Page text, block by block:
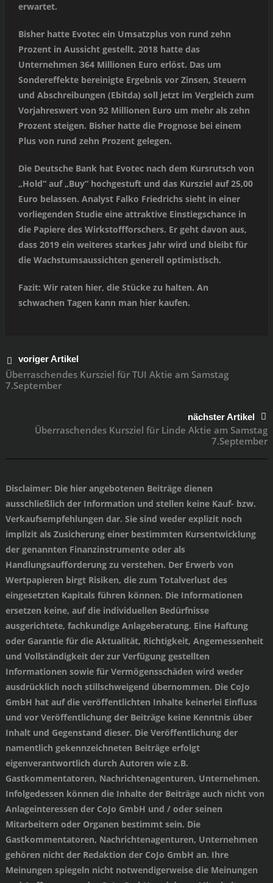
erwartet.
Bisher hatte Evotec ein Umsatzplus von rund zehn
Prozent in Aussicht gestellt. 2018 hatte das
Unternehmen 364 Millionen Euro erlöst. Das um
Sondereffekte bereinigte Ergebnis vor Zinsen, Steuern
und Abschreibungen (Ebitda) soll jetzt im Vergleich zum
Vorjahreswert von 92 Millionen Euro um mehr als zehn
Prozent steigen. Bisher hatte die Prognose bei einem
Plus von rund zehn Prozent gelegen.
Die Deutsche Bank hat Evotec nach dem Kursrutsch von
„Hold“ auf „Buy“ hochgestuft und das Kursziel auf 25,00
Euro belassen. Analyst Falko Friedrichs sieht in einer
vorliegenden Studie eine attraktive Einstiegschance in
die Papiere des Wirkstoffforschers. Er geht davon aus,
dass 2019 ein weiteres starkes Jahr wird und bleibt für
die Wachstumsaussichten generell optimistisch.
Fazit: Wir raten hier, die Stücke zu halten. An
schwachen Tagen kann man hier kaufen.
voriger Artikel
Überraschendes Kursziel für TUI Aktie am Samstag
7.September
nächster Artikel
Überraschendes Kursziel für Linde Aktie am Samstag
7.September
Disclaimer: Die hier angebotenen Beiträge dienen
ausschließlich der Information und stellen keine Kauf- bzw.
Verkaufsempfehlungen dar. Sie sind weder explizit noch
implizit als Zusicherung einer bestimmten Kursentwicklung
der genannten Finanzinstrumente oder als
Handlungsaufforderung zu verstehen. Der Erwerb von
Wertpapieren birgt Risiken, die zum Totalverlust des
eingesetzten Kapitals führen können. Die Informationen
ersetzen keine, auf die individuellen Bedürfnisse
ausgerichtete, fachkundige Anlageberatung. Eine Haftung
oder Garantie für die Aktualität, Richtigkeit, Angemessenheit
und Vollständigkeit der zur Verfügung gestellten
Informationen sowie für Vermögensschäden wird weder
ausdrücklich noch stillschweigend übernommen. Die CoJo
GmbH hat auf die veröffentlichten Inhalte keinerlei Einfluss
und vor Veröffentlichung der Beiträge keine Kenntnis über
Inhalt und Gegenstand dieser. Die Veröffentlichung der
namentlich gekennzeichneten Beiträge erfolgt
eigenverantwortlich durch Autoren wie z.B.
Gastkommentatoren, Nachrichtenagenturen, Unternehmen.
Infolgedessen können die Inhalte der Beiträge auch nicht von
Anlageinteressen der CoJo GmbH und / oder seinen
Mitarbeitern oder Organen bestimmt sein. Die
Gastkommentatoren, Nachrichtenagenturen, Unternehmen
gehören nicht der Redaktion der CoJo GmbH an. Ihre
Meinungen spiegeln nicht notwendigerweise die Meinungen